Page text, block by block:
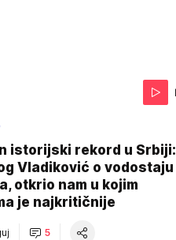
istorijski rekord u Srbiji:
Vladiković o vodostaju
otkrio nam u kojim
je najkritičnije
5